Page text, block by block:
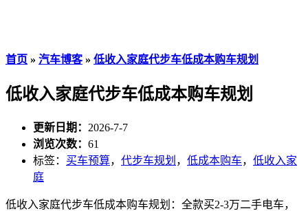
首页 » 汽车博客» 低收入家庭代步车低成本购车规划
低收入家庭代步车低成本购车规划
更新日期： 2026-7-7
浏览次数： 61
标签： 买车预算， 代步车规划 ， 低成本购车， 低收入家
庭
低收入家庭代步车低成本购车规划：全款买2-3万二手电车，